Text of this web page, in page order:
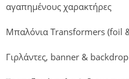
αγαπημένους χαρακτήρες
Μπαλόνια Transformers (foil
Γιρλάντες, banner &